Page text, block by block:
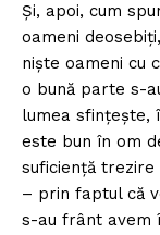
Și, apoi, cum
oameni
niște oameni cu
o bună parte s-
lumea sfințește,
este bun în om
suficiență
– prin faptul că
s-au frânt avem